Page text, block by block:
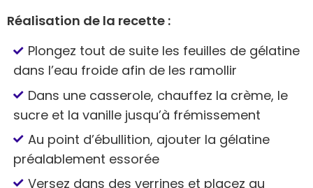
Réalisation de la recette :
Plongez tout de suite les feuilles de gélatine
dans l’eau froide afin de les ramollir
Dans une casserole, chauffez la crème, le
sucre et la vanille jusqu’à frémissement
Au point d’ébullition, ajouter la gélatine
préalablement essorée
Versez dans des verrines et placez au